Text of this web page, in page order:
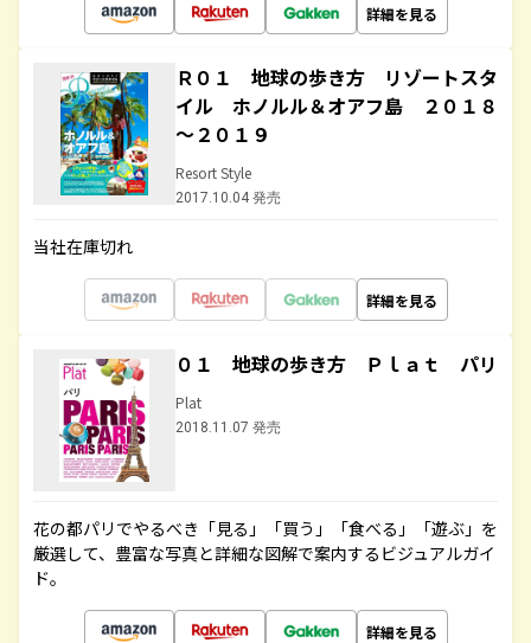
詳細を見る
Ｒ０１ 地球の歩き方 リゾートスタ
イル ホノルル＆オアフ島 ２０１８
～２０１９
Resort Style
2017.10.04 発売
当社在庫切れ
詳細を見る
０１ 地球の歩き方 Ｐｌａｔ パリ
Plat
2018.11.07 発売
花の都パリでやるべき「見る」「買う」「食べる」「遊ぶ」を
厳選して、豊富な写真と詳細な図解で案内するビジュアルガイ
ド。
詳細を見る